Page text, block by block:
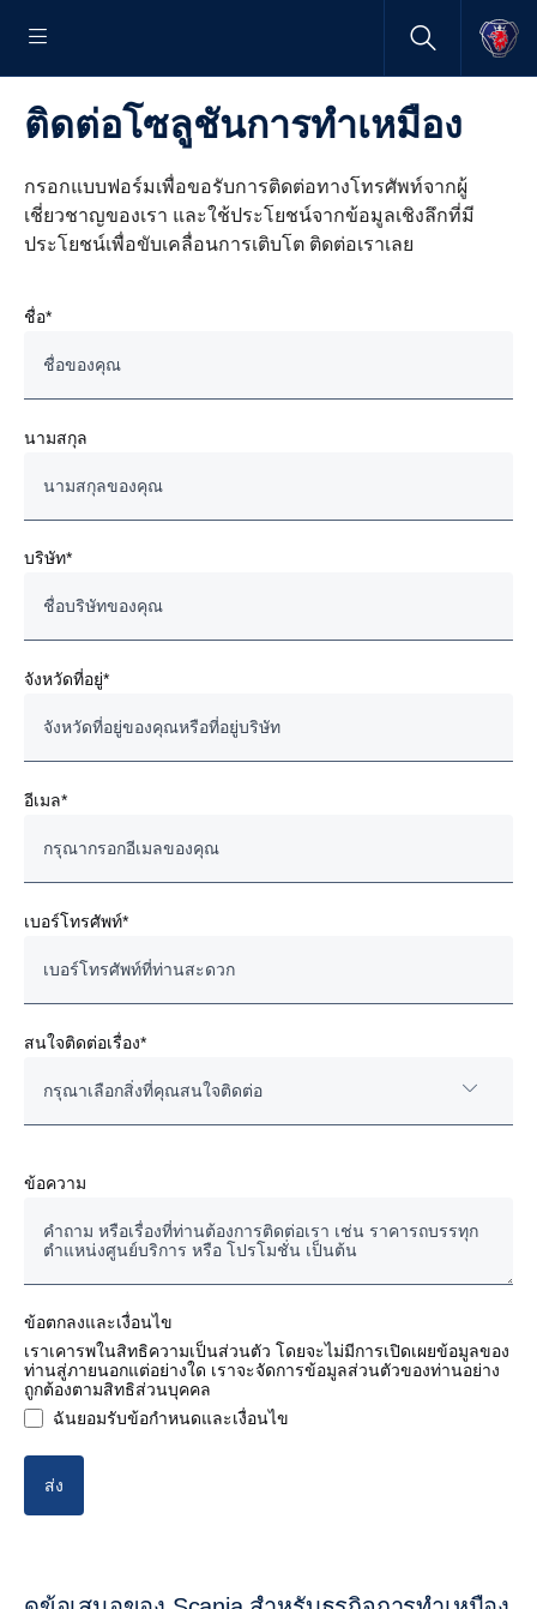
ติดต่อโซลูชันการทำเหมือง
กรอกแบบฟอร์มเพื่อขอรับการติดต่อทางโทรศัพท์จากผู้
เชี่ยวชาญของเรา และใช้ประโยชน์จากข้อมูลเชิงลึกที่มี
ประโยชน์เพื่อขับเคลื่อนการเติบโต ติดต่อเราเลย
ชื่อ*
นามสกุล
บริษัท*
จังหวัดที่อยู่*
อีเมล*
เบอร์โทรศัพท์*
สนใจติดต่อเรื่อง*
กรุณาเลือกสิ่งที่คุณสนใจติดต่อ
อะไหล่แท้ งานซ่อมและบำรุงรักษา
สัญญางานบริการ
ข้อความ
ข้อตกลงและเงื่อนไข
เราเคารพในสิทธิความเป็นส่วนตัว โดยจะไม่มีการเปิดเผยข้อมูลของ
ท่านสู่ภายนอกแต่อย่างใด เราจะจัดการข้อมูลส่วนตัวของท่านอย่าง
ถูกต้องตามสิทธิส่วนบุคคล
ฉันยอมรับข้อกำหนดและเงื่อนไข
ส่ง